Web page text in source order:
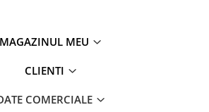
MAGAZINUL MEU
CLIENTI
COMERCIALE